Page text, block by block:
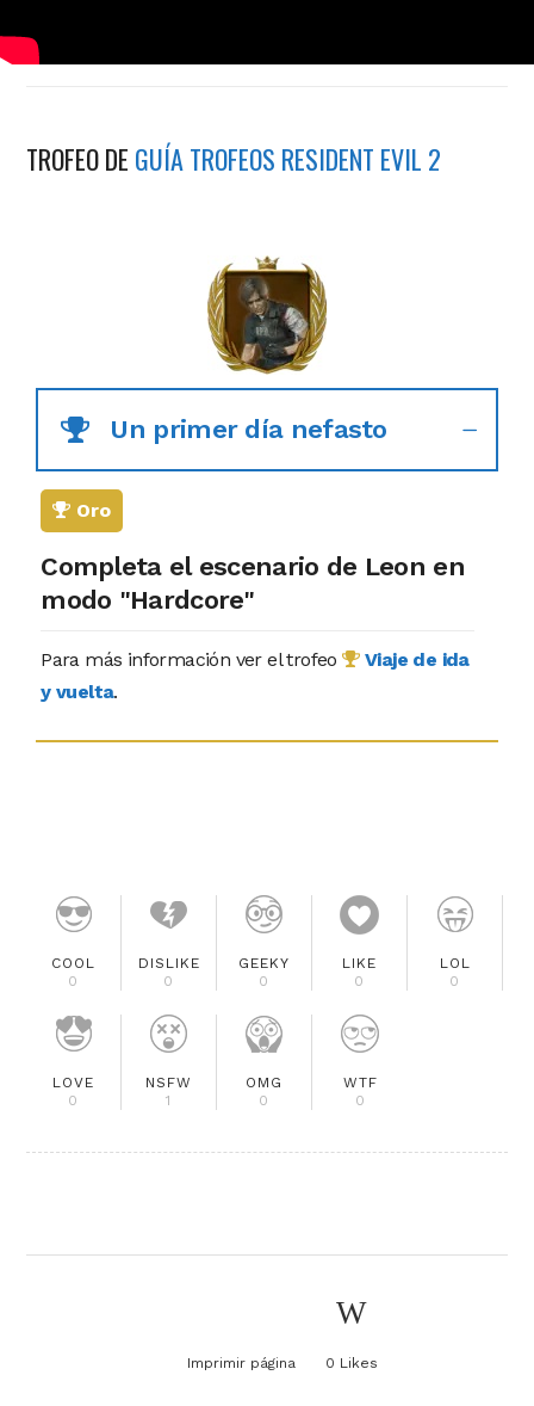
TROFEO DE GUÍA TROFEOS RESIDENT EVIL 2
Un primer día nefasto
Oro
Completa el escenario de Leon en
modo "Hardcore"
Para más información ver el trofeo
Viaje de ida
y vuelta.
COOL
0
DISLIKE
0
GEEKY
0
LIKE
0
LOL
0
LOVE
0
NSFW
1
OMG
0
WTF
0
Imprimir página 0 Likes